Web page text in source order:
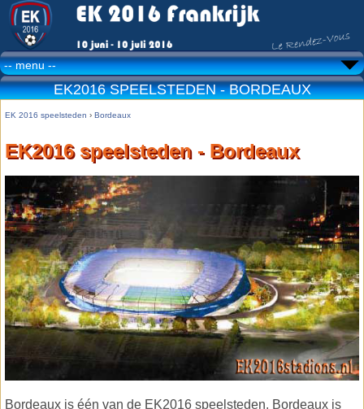
EK2016 SPEELSTEDEN - BORDEAUX
EK 2016 speelsteden › Bordeaux
EK2016 speelsteden - Bordeaux
Bordeaux is één van de EK2016 speelsteden. Bordeaux is